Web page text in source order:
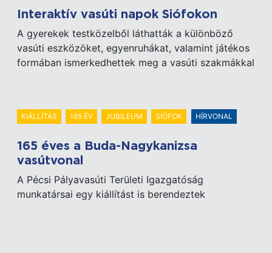
Interaktív vasúti napok Siófokon
A gyerekek testközelből láthatták a különböző
vasúti eszközöket, egyenruhákat, valamint játékos
formában ismerkedhettek meg a vasúti szakmákkal
KIÁLLÍTÁS 165 ÉV JUBILEUM SIÓFOK HÍRVONAL
165 éves a Buda-Nagykanizsa
vasútvonal
A Pécsi Pályavasúti Területi Igazgatóság
munkatársai egy kiállítást is berendeztek